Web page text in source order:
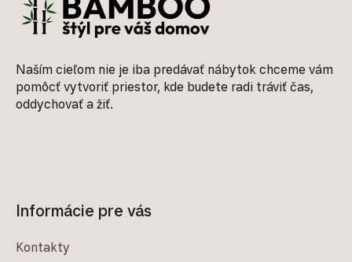
Naším cieľom nie je iba predávať nábytok chceme vám
pomôcť vytvoriť priestor, kde budete radi tráviť čas,
oddychovať a žiť.
Informácie pre vás
Kontakty